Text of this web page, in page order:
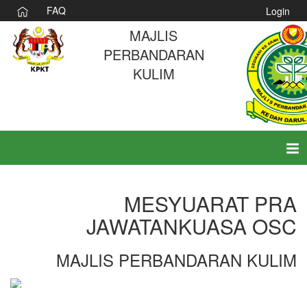
FAQ Login
MAJLIS
PERBANDARAN
KULIM
MESYUARAT PRA
JAWATANKUASA OSC
MAJLIS PERBANDARAN KULIM